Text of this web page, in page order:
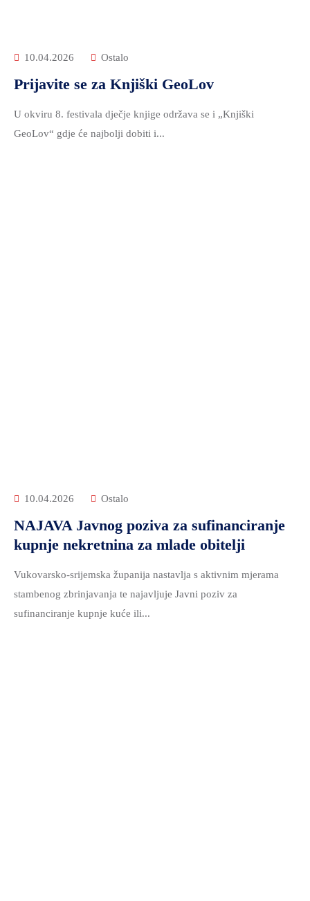
10.04.2026 Ostalo
Prijavite se za Knjiški GeoLov
U okviru 8. festivala dječje knjige održava se i „Knjiški
GeoLov“ gdje će najbolji dobiti i...
10.04.2026 Ostalo
NAJAVA Javnog poziva za sufinanciranje
kupnje nekretnina za mlade obitelji
Vukovarsko-srijemska županija nastavlja s aktivnim mjerama
stambenog zbrinjavanja te najavljuje Javni poziv za
sufinanciranje kupnje kuće ili...